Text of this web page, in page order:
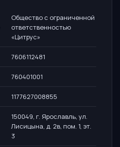
Общество с ограниченной
ответственностью
«Цитрус»
7606112481
760401001
1177627008855
150049, г. Ярославль, ул.
Лисицына, д. 2в, пом. 1, эт.
3